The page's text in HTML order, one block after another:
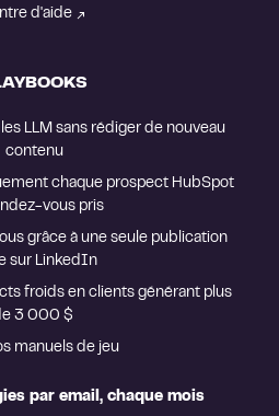
d'aide
LLM sans rédiger de nouveau
contenu
chaque prospect HubSpot
vous pris
grâce à une seule publication
sur LinkedIn
froids en clients générant plus
manuels de jeu
par email, chaque mois